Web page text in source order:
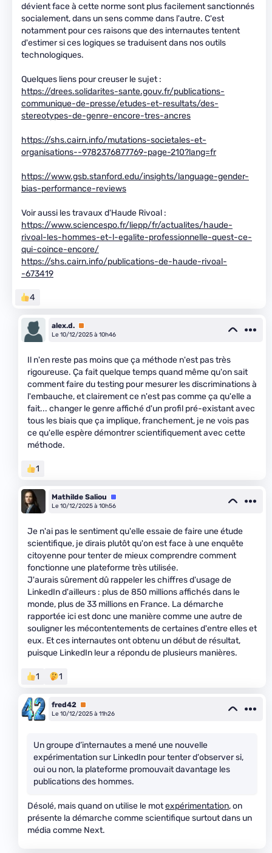
dévient face à cette norme sont plus facilement sanctionnés
socialement, dans un sens comme dans l'autre. C'est
notamment pour ces raisons que des internautes tentent
d'estimer si ces logiques se traduisent dans nos outils
technologiques.
Quelques liens pour creuser le sujet :
https://drees.solidarites-sante.gouv.fr/publications-
communique-de-presse/etudes-et-resultats/des-
stereotypes-de-genre-encore-tres-ancres
https://shs.cairn.info/mutations-societales-et-
organisations--9782376877769-page-210?lang=fr
https://www.gsb.stanford.edu/insights/language-gender-
bias-performance-reviews
Voir aussi les travaux d'Haude Rivoal :
https://www.sciencespo.fr/liepp/fr/actualites/haude-
rivoal-les-hommes-et-l-egalite-professionnelle-quest-ce-
qui-coince-encore/
https://shs.cairn.info/publications-de-haude-rivoal-
-673419
4
alex.d. Premium
Le 10/12/2025 à 10h46
Il n'en reste pas moins que ça méthode n'est pas très
rigoureuse. Ça fait quelque temps quand même qu'on sait
comment faire du testing pour mesurer les discriminations à
l'embauche, et clairement ce n'est pas comme ça qu'elle a
fait... changer le genre affiché d'un profil pré-existant avec
tous les biais que ça implique, franchement, je ne vois pas
ce qu'elle espère démontrer scientifiquement avec cette
méthode.
1
Mathilde Saliou
Équipe
Le 10/12/2025 à 10h56
Je n'ai pas le sentiment qu'elle essaie de faire une étude
scientifique, je dirais plutôt qu'on est face à une enquête
citoyenne pour tenter de mieux comprendre comment
fonctionne une plateforme très utilisée.
J'aurais sûrement dû rappeler les chiffres d'usage de
LinkedIn d'ailleurs : plus de 850 millions affichés dans le
monde, plus de 33 millions en France. La démarche
rapportée ici est donc une manière comme une autre de
souligner les mécontentements de certaines d'entre elles et
eux. Et ces internautes ont obtenu un début de résultat,
puisque LinkedIn leur a répondu de plusieurs manières.
1 1
fred42 Premium
Le 10/12/2025 à 11h26
Un groupe d’internautes a mené une nouvelle
expérimentation sur LinkedIn pour tenter d'observer si,
oui ou non, la plateforme promouvait davantage les
publications des hommes.
Désolé, mais quand on utilise le motexpérimentation, on
présente la démarche comme scientifique surtout dans un
média comme Next.